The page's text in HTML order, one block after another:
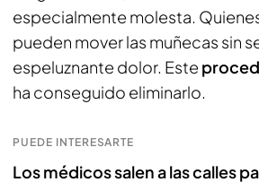
especialmente molesta.
pueden mover las muñecas sin
espeluznante dolor. Este
ha conseguido eliminarlo.
PUEDE INTERESARTE
Los médicos salen a las calles